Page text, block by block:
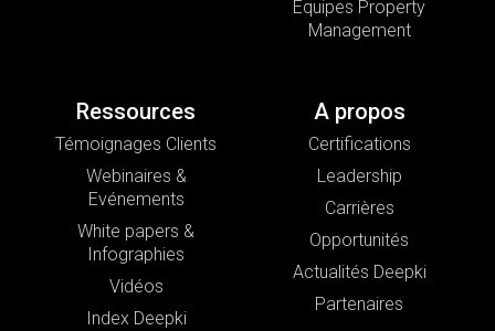
Équipes Property
Management
Ressources
Témoignages Clients
Webinaires &
Evénements
White papers &
Infographies
Vidéos
Index Deepki
A propos
Certifications
Leadership
Carrières
Opportunités
Actualités Deepki
Partenaires